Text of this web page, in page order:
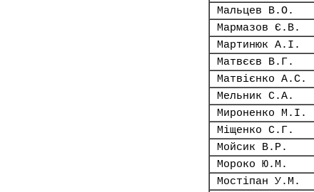
Мальцев В.О.
Мармазов Є.В.
Мартинюк А.І.
Матвєєв В.Г.
Матвієнко А.С.
Мельник С.А.
Мироненко М.І.
Міщенко С.Г.
Мойсик В.Р.
Мороко Ю.М.
Мостіпан У.М.